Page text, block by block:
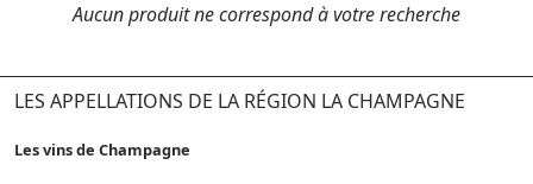
Aucun produit ne correspond à votre recherche
LES APPELLATIONS DE LA RÉGION LA CHAMPAGNE
Les vins de Champagne